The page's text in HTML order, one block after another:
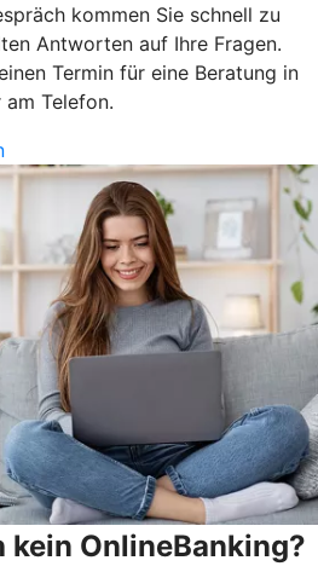
kommen Sie schnell zu
Antworten auf Ihre Fragen.
Termin für eine Beratung in
Telefon.
kein OnlineBanking?